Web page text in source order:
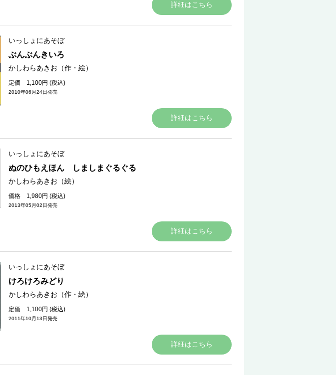
詳細はこちら
いっしょにあそぼ
ぶんぶんきいろ
かしわらあきお（作・絵）
定価 1,100円 (税込)
2010年06月24日発売
詳細はこちら
いっしょにあそぼ
ぬのひもえほん しましまぐるぐる
かしわらあきお（絵）
価格 1,980円 (税込)
2013年05月02日発売
詳細はこちら
いっしょにあそぼ
けろけろみどり
かしわらあきお（作・絵）
定価 1,100円 (税込)
2011年10月13日発売
詳細はこちら